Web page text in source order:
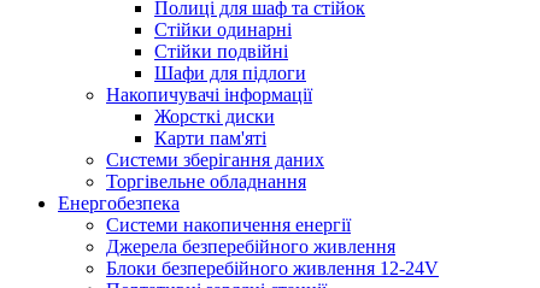
Полиці для шаф та стійок
Стійки одинарні
Стійки подвійні
Шафи для підлоги
Накопичувачі інформації
Жорсткі диски
Карти пам'яті
Системи зберігання даних
Торгівельне обладнання
Енергобезпека
Системи накопичення енергії
Джерела безперебійного живлення
Блоки безперебійного живлення 12-24V